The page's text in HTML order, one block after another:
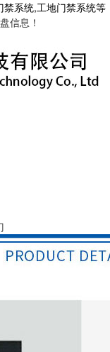
禁系统,工地门禁系统等
信息！